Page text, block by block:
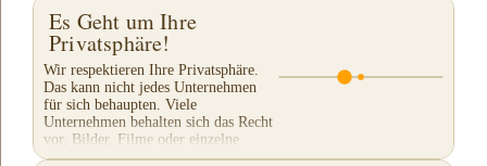
Es Geht um Ihre
Privatsphäre!
Wir respektieren Ihre Privatsphäre.
Das kann nicht jedes Unternehmen
für sich behaupten. Viele
Unternehmen behalten sich das Recht
vor, Bilder, Filme oder einzelne
Ausschnitte Ihres...